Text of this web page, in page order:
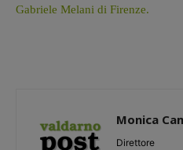
Gabriele Melani di Firenze.
Monica
Direttore